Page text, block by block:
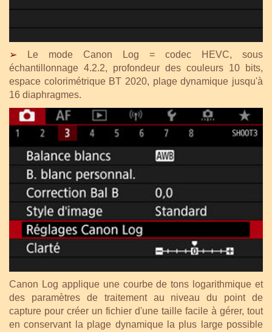
➢
Le mode Canon Log = codec HEVC, sous
échantillonnage 4.2.2, profondeur des couleurs 10 bits,
espace colorimétrique BT 2020, plage dynamique jusqu'à
16 diaphragmes.
Canon Log applique une courbe de tons logarithmique et
des paramètres de traitement au niveau du point de
capture pour créer un fichier d'une taille facile à gérer, tout
en conservant la plage dynamique la plus large possible